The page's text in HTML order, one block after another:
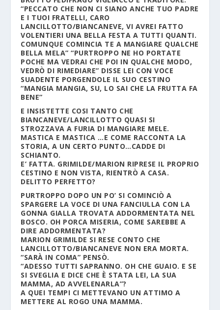
“PECCATO CHE NON CI SIANO ANCHE TUO PADRE
E I TUOI FRATELLI, CARO
LANCILLOTTO/BIANCANEVE, VI AVREI FATTO
VOLENTIERI UNA BELLA FESTA A TUTTI QUANTI.
COMUNQUE COMINCIA TE A MANGIARE QUALCHE
BELLA MELA” “PURTROPPO NE HO PORTATE
POCHE MA VEDRAI CHE POI IN QUALCHE MODO,
VEDRÒ DI RIMEDIARE” DISSE LEI CON VOCE
SUADENTE PORGENDOLE IL SUO CESTINO
“MANGIA MANGIA, SU, LO SAI CHE LA FRUTTA FA
BENE”
E INSISTETTE COSI TANTO CHE
BIANCANEVE/LANCILLOTTO QUASI SI
STROZZAVA A FURIA DI MANGIARE MELE.
MASTICA E MASTICA …E COME RACCONTA LA
STORIA, A UN CERTO PUNTO…CADDE DI
SCHIANTO.
E’ FATTA. GRIMILDE/MARION RIPRESE IL PROPRIO
CESTINO E NON VISTA, RIENTRÒ A CASA.
DELITTO PERFETTO?
PURTROPPO DOPO UN PO’ SI COMINCIÒ A
SPARGERE LA VOCE DI UNA FANCIULLA CON LA
GONNA GIALLA TROVATA ADDORMENTATA NEL
BOSCO. OH PORCA MISERIA, COME SAREBBE A
DIRE ADDORMENTATA?
MARION GRIMILDE SI RESE CONTO CHE
LANCILLOTTO/BIANCANEVE NON ERA MORTA.
“SARÀ IN COMA” PENSÒ.
“ADESSO TUTTI SAPRANNO. OH CHE GUAIO. E SE
SI SVEGLIA E DICE CHE È STATA LEI, LA SUA
MAMMA, AD AVVELENARLA”?
A QUEI TEMPI CI METTEVANO UN ATTIMO A
METTERE AL ROGO UNA MAMMA.